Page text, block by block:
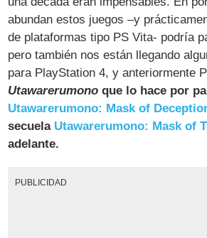
abundan estos juegos –y
de plataformas tipo PS Vita- podría
pero también nos están llegando
para PlayStation 4, y anteriormente
Utawarerumono que lo hace por
Utawarerumono: Mask of
secuela Utawarerumono: Mask of
adelante.
PUBLICIDAD